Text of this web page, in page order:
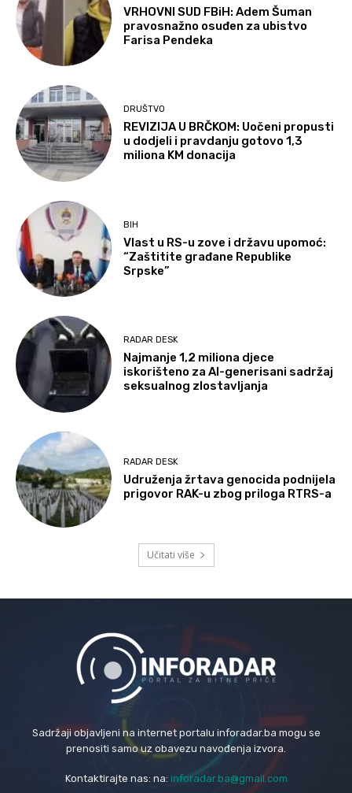
VRHOVNI SUD FBiH: Adem Šuman
pravosnažno osuđen za ubistvo
Farisa Pendeka
DRUŠTVO
REVIZIJA U BRČKOM: Uočeni propusti
u dodjeli i pravdanju gotovo 1,3
miliona KM donacija
BIH
Vlast u RS-u zove i državu upomoć:
“Zaštitite građane Republike
Srpske”
RADAR DESK
Najmanje 1,2 miliona djece
iskorišteno za AI-generisani sadržaj
seksualnog zlostavljanja
RADAR DESK
Udruženja žrtava genocida podnijela
prigovor RAK-u zbog priloga RTRS-a
Učitati više
Sadržaji objavljeni na internet portalu inforadar.ba mogu se
prenositi samo uz obavezu navođenja izvora.
Kontaktirajte nas: na: inforadar.ba@gmail.com